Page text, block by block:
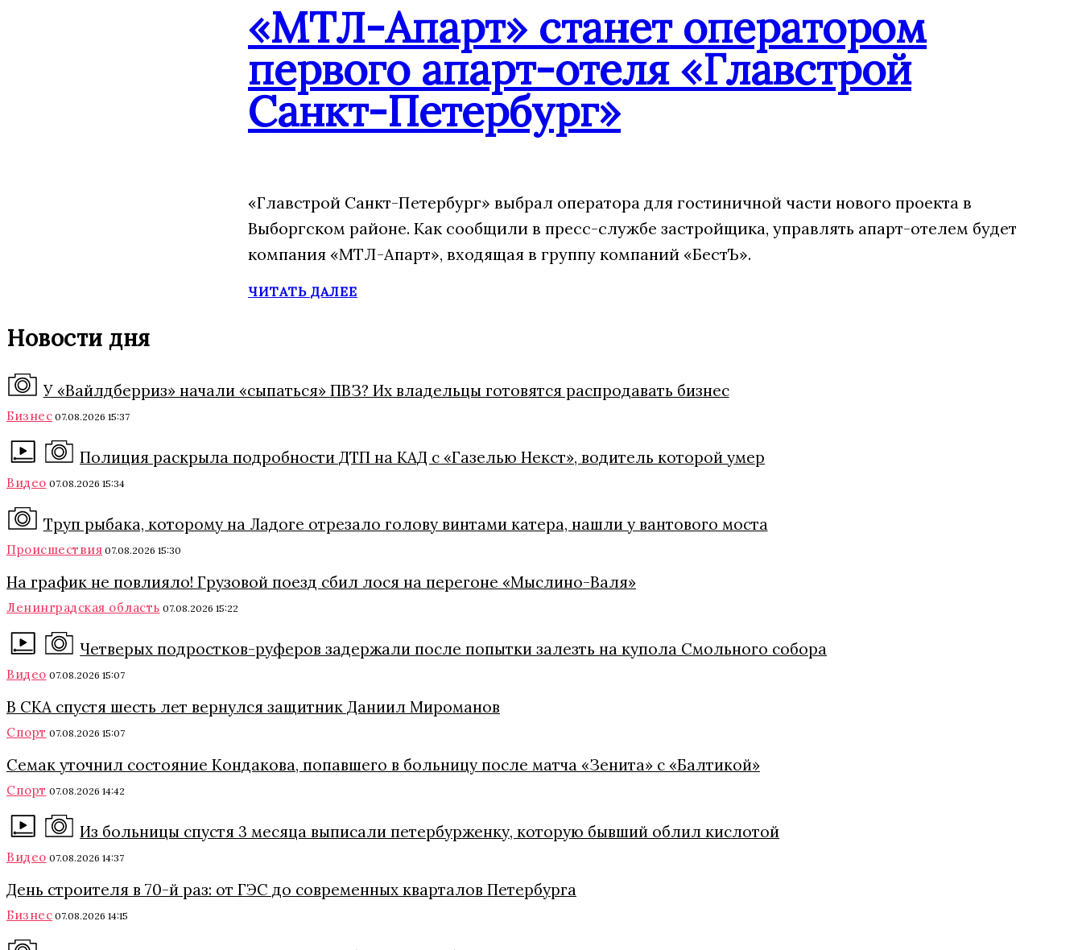
«МТЛ-Апарт» станет оператором
первого апарт-отеля «Главстрой
Санкт-Петербург»
«Главстрой Санкт-Петербург» выбрал оператора для гостиничной части нового проекта в
Выборгском районе. Как сообщили в пресс-службе застройщика, управлять апарт-отелем будет
компания «МТЛ-Апарт», входящая в группу компаний «БестЪ».
ЧИТАТЬ ДАЛЕЕ
Новости дня
У «Вайлдберриз» начали «сыпаться» ПВЗ? Их владельцы готовятся распродавать бизнес
Бизнес 07.08.2026 15:37
Полиция раскрыла подробности ДТП на КАД с «Газелью Некст», водитель которой умер
Видео 07.08.2026 15:34
Труп рыбака, которому на Ладоге отрезало голову винтами катера, нашли у вантового моста
Происшествия 07.08.2026 15:30
На график не повлияло! Грузовой поезд сбил лося на перегоне «Мыслино-Валя»
Ленинградская область 07.08.2026 15:22
Четверых подростков-руферов задержали после попытки залезть на купола Смольного собора
Видео 07.08.2026 15:07
В СКА спустя шесть лет вернулся защитник Даниил Мироманов
Спорт 07.08.2026 15:07
Семак уточнил состояние Кондакова, попавшего в больницу после матча «Зенита» с «Балтикой»
Спорт 07.08.2026 14:42
Из больницы спустя 3 месяца выписали петербурженку, которую бывший облил кислотой
Видео 07.08.2026 14:37
День строителя в 70-й раз: от ГЭС до современных кварталов Петербурга
Бизнес 07.08.2026 14:15